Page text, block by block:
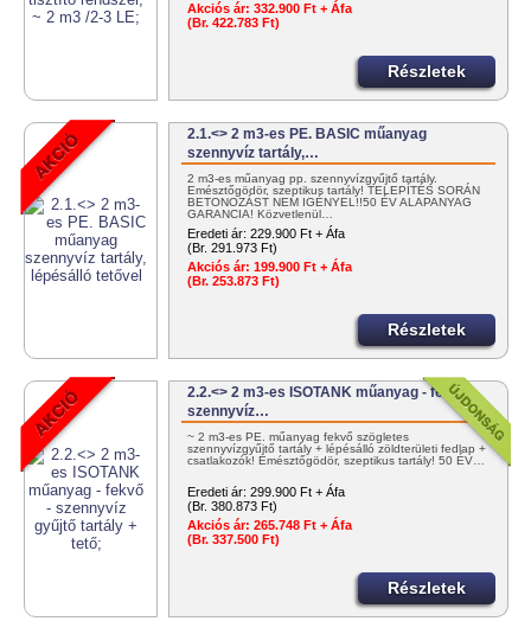
Akciós ár: 332.900 Ft + Áfa
(Br. 422.783 Ft)
Részletek
2.1.<> 2 m3-es PE. BASIC műanyag
szennyvíz tartály,…
2 m3-es műanyag pp. szennyvízgyűjtő tartály.
Emésztőgödör, szeptikus tartály! TELEPÍTÉS SORÁN
BETONOZÁST NEM IGÉNYEL!!50 ÉV ALAPANYAG
GARANCIA! Közvetlenül…
Eredeti ár: 229.900 Ft + Áfa
(Br. 291.973 Ft)
Akciós ár: 199.900 Ft + Áfa
(Br. 253.873 Ft)
Részletek
2.2.<> 2 m3-es ISOTANK műanyag - fekvő -
szennyvíz…
~ 2 m3-es PE. műanyag fekvő szögletes
szennyvízgyűjtő tartály + lépésálló zöldterületi fedlap +
csatlakozók! Emésztőgödör, szeptikus tartály! 50 ÉV…
Eredeti ár: 299.900 Ft + Áfa
(Br. 380.873 Ft)
Akciós ár: 265.748 Ft + Áfa
(Br. 337.500 Ft)
Részletek